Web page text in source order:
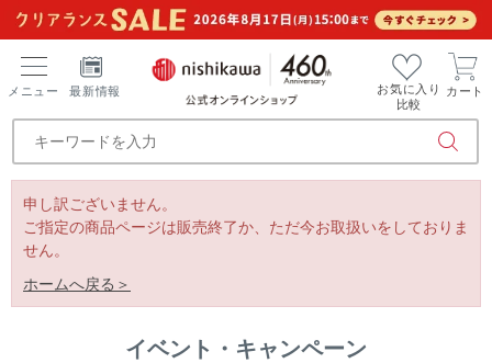
メニュー 最新情報
お気に入り
比較
カート
申し訳ございません。
ご指定の商品ページは販売終了か、ただ今お取扱いをしておりま
せん。
ホームへ戻る＞
イベント・キャンペーン